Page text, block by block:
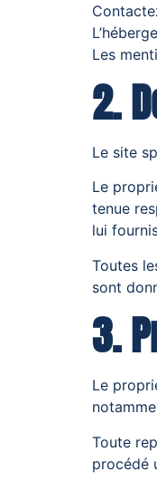
Les
2.
Le site
Le
tenue
lui
Toutes
sont
3.
Le
Toute
procédé